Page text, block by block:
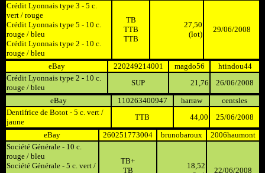
Crédit Lyonnais type 3 - 5 c.
vert / rouge
Crédit Lyonnais type 5 - 10 c.
rouge / bleu
Crédit Lyonnais type 2 - 10 c.
rouge / bleu
TB
TTB
TTB
27,50
(lot)
29/06/2008
eBay 220249214001 magdo56
htindou44
Crédit Lyonnais type 2 - 10 c.
rouge / bleu
SUP 21,76
26/06/2008
eBay
110263400947 harraw
centsles
Dentifrice de Botot - 5 c. vert /
jaune
TTB 44,00
25/06/2008
eBay
260251773004 brunobaroux
2006haumont
Société Générale - 10 c.
rouge / bleu
Société Générale - 5 c. vert /
TB+
TB
18,52
22/06/2008